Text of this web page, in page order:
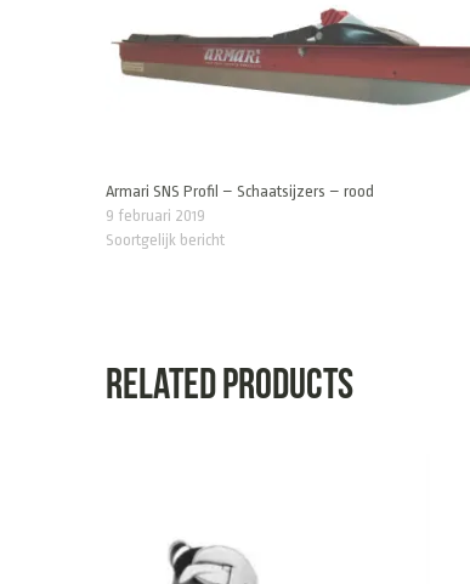
Armari SNS Profil – Schaatsijzers – rood
9 februari 2019
Soortgelijk bericht
Related products